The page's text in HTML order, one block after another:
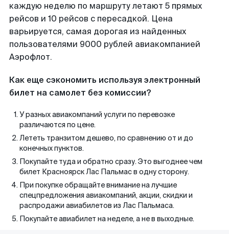
каждую неделю по маршруту летают 5 прямых
рейсов и 10 рейсов с пересадкой. Цена
варьируется, самая дорогая из найденных
пользователями 9000 рублей авиакомпанией
Аэрофлот.
Как еще сэкономить используя электронный
билет на самолет без комиссии?
У разных авиакомпаний услуги по перевозке
различаются по цене.
Лететь транзитом дешево, по сравнению от и до
конечных пунктов.
Покупайте туда и обратно сразу. Это выгоднее чем
билет Красноярск Лас Пальмас в одну сторону.
При покупке обращайте внимание на лучшие
спецпредложения авиакомпаний, акции, скидки и
распродажи авиабилетов из Лас Пальмаса.
Покупайте авиабилет на неделе, а не в выходные.